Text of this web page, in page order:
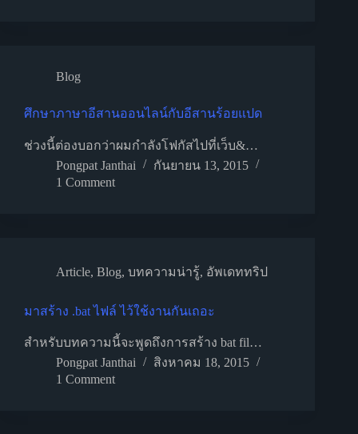
Blog
ศึกษาภาษาอีสานออนไลน์กับอีสานร้อยแปด
ช่วงนี้ต่องบอกว่าผมกำลังโฟกัสไปที่เว็บ&…
Pongpat Janthai
กันยายน 13, 2015
1 Comment
Article, Blog, บทความน่ารู้, อัพเดททริป
มาสร้าง .bat ไฟล์ ไว้ใช้งานกันเถอะ
สำหรับบทความนี้จะพูดถึงการสร้าง bat fil…
Pongpat Janthai
สิงหาคม 18, 2015
1 Comment